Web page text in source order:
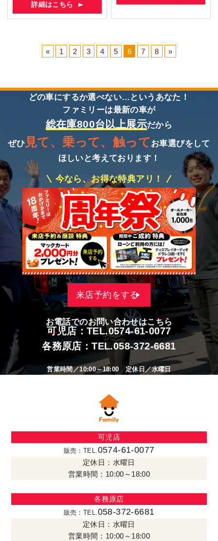
詳細はこちら
« 1 2 3 4 5 6 7 8 »
どの車にするか選べない…というあなた！
ファミリーは最新の車が
総在庫800台以上展示だから
ぜひ 見て、乗って、触って お車選びをして
ほしいと考えております！
今なら、お得な特典アリ！
来店予約をする
お電話でのお問い合わせはこちら
可児店：TEL.0574-61-0077
各務原店：TEL.058-372-6681
営業時間／10:00～18:00 定休日／水曜日
可児店
販売：TEL.0574-61-0077
定休日：水曜日
営業時間：10:00～18:00
各務原店
販売：TEL. 058-372-6681
定休日：水曜日
営業時間：10:00～18:00